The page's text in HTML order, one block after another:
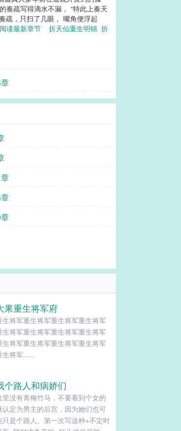
奏疏写得滴水不漏， “特此上奏天
疏，只扫了几眼， 嘴角便浮起
读最新章节 折天仙重生明锦 折
果重生将军府
生将军重生将军重生将军重生将军
生将军重生将军重生将军重生将军
生将军重生将军重生将军重生将军
生将军......
个路人和病娇们
里没有青梅竹马，不要看到个女的
认定为男主的后宫，因为她们也可
只是个路人。第一次写这种+不定时